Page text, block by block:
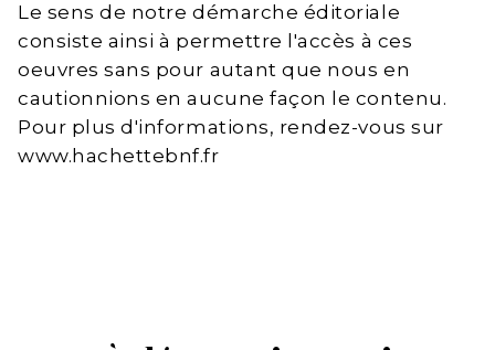
Le sens de notre démarche éditoriale
consiste ainsi à permettre l'accès à ces
oeuvres sans pour autant que nous en
cautionnions en aucune façon le contenu.
Pour plus d'informations, rendez-vous sur
www.hachettebnf.fr